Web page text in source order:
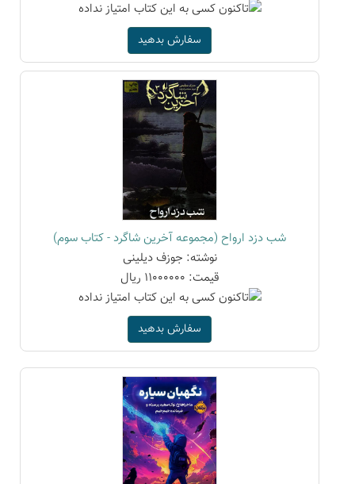
سفارش بدهید
شب دزد ارواح (مجموعه آخرین شاگرد - کتاب سوم)
نوشته: جوزف دیلینی
قیمت: 11000000 ریال
سفارش بدهید